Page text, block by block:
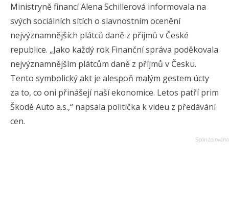
Ministryně financí Alena Schillerová informovala na
svých sociálních sítích o slavnostním ocenění
nejvýznamnějších plátců daně z příjmů v České
republice. „Jako každý rok Finanční správa poděkovala
nejvýznamnějším plátcům daně z příjmů v Česku.
Tento symbolický akt je alespoň malým gestem úcty
za to, co oni přinášejí naší ekonomice. Letos patří prim
Škodě Auto a.s.,“ napsala politička k videu z předávání
cen.